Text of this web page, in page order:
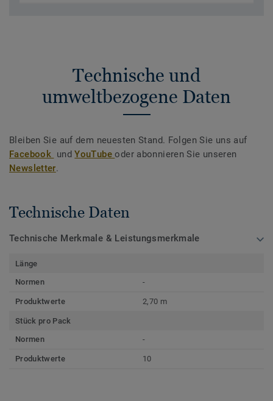
Technische und
umweltbezogene Daten
Bleiben Sie auf dem neuesten Stand. Folgen Sie uns auf
Facebook undYouTubeoder abonnieren Sie unseren
Newsletter.
Technische Daten
Technische Merkmale & Leistungsmerkmale
Länge
Normen
-
Produktwerte 2,70 m
Stück pro Pack
Normen
-
Produktwerte 10